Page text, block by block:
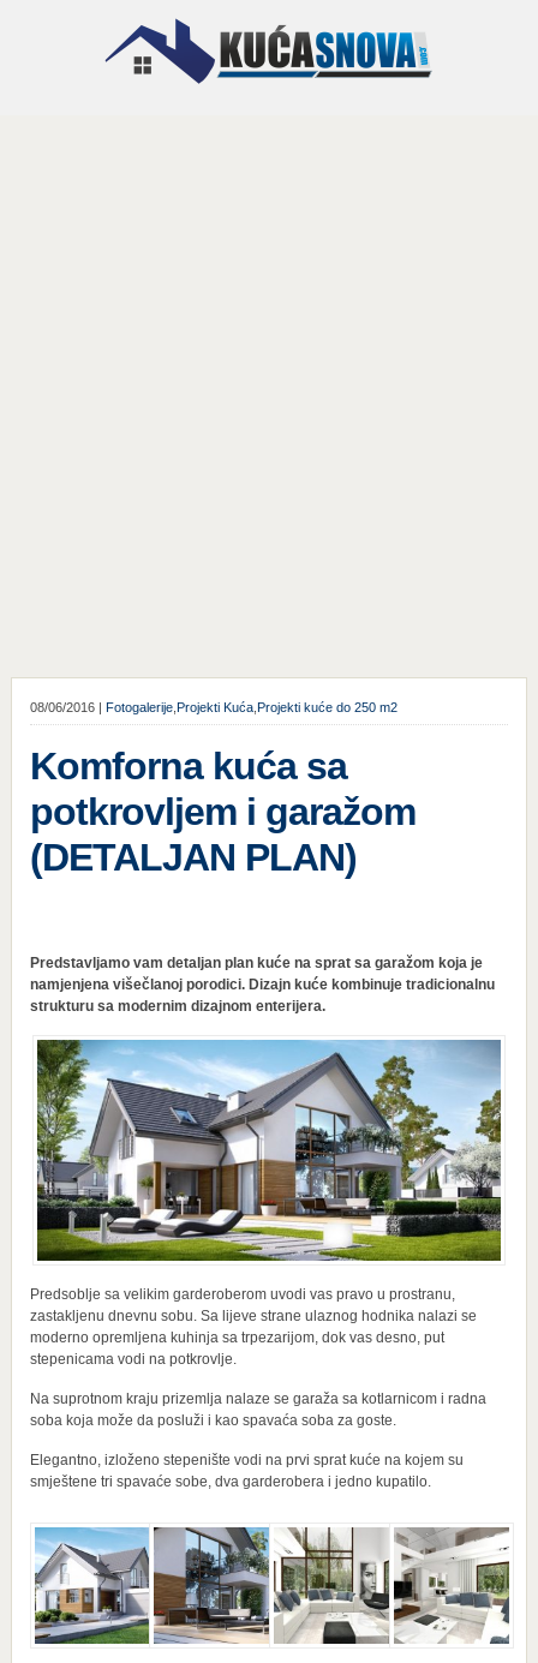
08/06/2016 | Fotogalerije, Projekti Kuća, Projekti kuće do 250 m2
Komforna kuća sa
potkrovljem i garažom
(DETALJAN PLAN)
Predstavljamo vam detaljan plan kuće na sprat sa garažom koja je
namjenjena višečlanoj porodici. Dizajn kuće kombinuje tradicionalnu
strukturu sa modernim dizajnom enterijera.
Predsoblje sa velikim garderoberom uvodi vas pravo u prostranu,
zastakljenu dnevnu sobu. Sa lijeve strane ulaznog hodnika nalazi se
moderno opremljena kuhinja sa trpezarijom, dok vas desno, put
stepenicama vodi na potkrovlje.
Na suprotnom kraju prizemlja nalaze se garaža sa kotlarnicom i radna
soba koja može da posluži i kao spavaća soba za goste.
Elegantno, izloženo stepenište vodi na prvi sprat kuće na kojem su
smještene tri spavaće sobe, dva garderobera i jedno kupatilo.